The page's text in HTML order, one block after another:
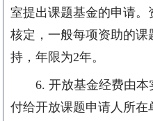
室提出课题基金的申请。
核定，一般每项资助的课
持，年限为2年。
6. 开放基金经费由
付给开放课题申请人所在